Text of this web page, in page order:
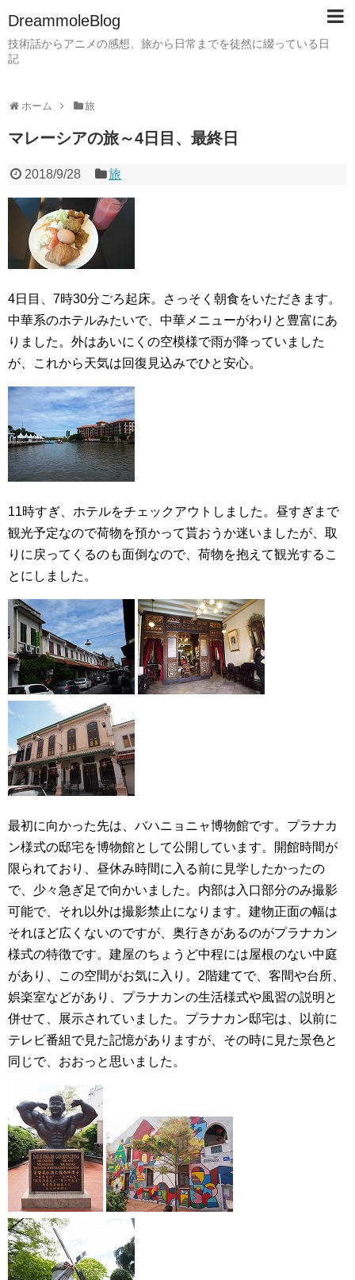
DreammoleBlog
技術話からアニメの感想、旅から日常までを徒然に綴っている日
記
ホーム 旅
マレーシアの旅～4日目、最終日
2018/9/28 旅
4日目、7時30分ごろ起床。さっそく朝食をいただきます。
中華系のホテルみたいで、中華メニューがわりと豊富にあ
りました。外はあいにくの空模様で雨が降っていました
が、これから天気は回復見込みでひと安心。
11時すぎ、ホテルをチェックアウトしました。昼すぎまで
観光予定なので荷物を預かって貰おうか迷いましたが、取
りに戻ってくるのも面倒なので、荷物を抱えて観光するこ
とにしました。
最初に向かった先は、バハニョニャ博物館です。プラナカ
ン様式の邸宅を博物館として公開しています。開館時間が
限られており、昼休み時間に入る前に見学したかったの
で、少々急ぎ足で向かいました。内部は入口部分のみ撮影
可能で、それ以外は撮影禁止になります。建物正面の幅は
それほど広くないのですが、奥行きがあるのがプラナカン
様式の特徴です。建屋のちょうど中程には屋根のない中庭
があり、この空間がお気に入り。2階建てで、客間や台所、
娯楽室などがあり、プラナカンの生活様式や風習の説明と
併せて、展示されていました。プラナカン邸宅は、以前に
テレビ番組で見た記憶がありますが、その時に見た景色と
同じで、おおっと思いました。